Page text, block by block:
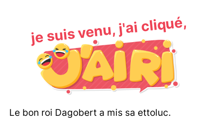
je suis venu, j'ai cliqué,
Le bon roi Dagobert a mis sa ettoluc.